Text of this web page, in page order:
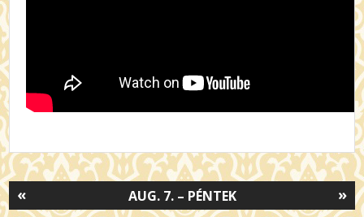
»
AUG. 7. – PÉNTEK
«